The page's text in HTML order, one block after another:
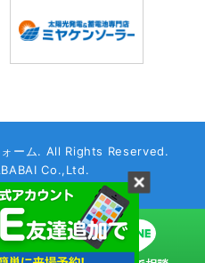
ーム. All Rights Reserved.
Co.,Ltd.